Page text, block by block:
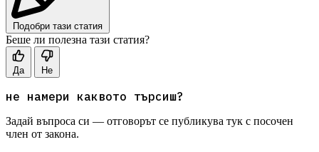
Подобри тази статия
Беше ли полезна тази статия?
Да Не
не намери каквото търсиш?
Задай въпроса си — отговорът се публикува тук с посочен
член от закона.